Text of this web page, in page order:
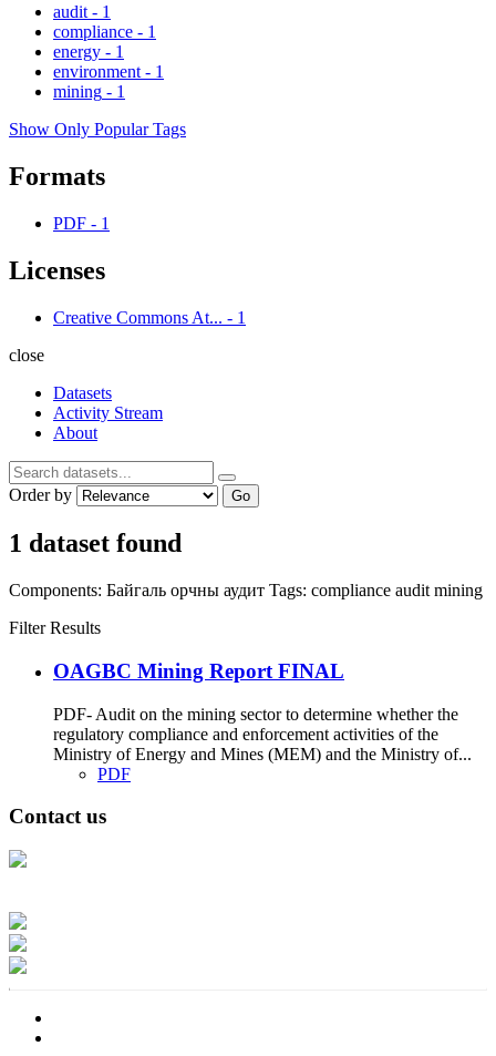
audit - 1
compliance - 1
energy - 1
environment - 1
mining - 1
Show Only Popular Tags
Formats
PDF - 1
Licenses
Creative Commons At... - 1
close
Datasets
Activity Stream
About
Order by Go
1 dataset found
Components: Байгаль орчны аудит Tags: compliance audit mining
Filter Results
OAGBC Mining Report FINAL
PDF- Audit on the mining sector to determine whether the
regulatory compliance and enforcement activities of the
Ministry of Energy and Mines (MEM) and the Ministry of...
PDF
Contact us